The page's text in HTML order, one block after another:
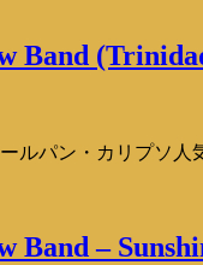
Band
ールパン・カリプソ人
Band –